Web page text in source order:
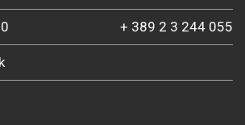
+ 389 2 3 244 055